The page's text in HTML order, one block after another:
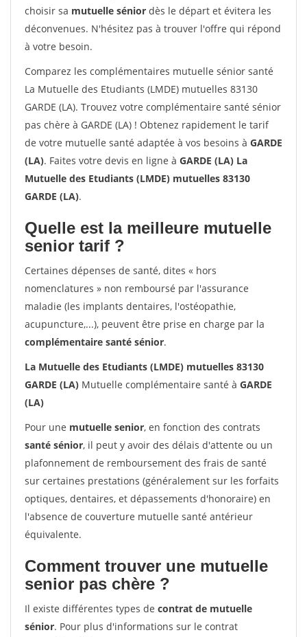
choisir sa mutuelle sénior dès le départ et évitera les
déconvenues. N'hésitez pas à trouver l'offre qui répond
à votre besoin.
Comparez les complémentaires mutuelle sénior santé
La Mutuelle des Etudiants (LMDE) mutuelles 83130
GARDE (LA). Trouvez votre complémentaire santé sénior
pas chère à GARDE (LA) ! Obtenez rapidement le tarif
de votre mutuelle santé adaptée à vos besoins à GARDE
(LA). Faites votre devis en ligne à GARDE (LA) La
Mutuelle des Etudiants (LMDE) mutuelles 83130
GARDE (LA).
Quelle est la meilleure mutuelle
senior tarif ?
Certaines dépenses de santé, dites « hors
nomenclatures » non remboursé par l'assurance
maladie (les implants dentaires, l'ostéopathie,
acupuncture,...), peuvent être prise en charge par la
complémentaire santé sénior.
La Mutuelle des Etudiants (LMDE) mutuelles 83130
GARDE (LA) Mutuelle complémentaire santé à GARDE
(LA)
Pour une mutuelle senior, en fonction des contrats
santé sénior, il peut y avoir des délais d'attente ou un
plafonnement de remboursement des frais de santé
sur certaines prestations (généralement sur les forfaits
optiques, dentaires, et dépassements d'honoraire) en
l'absence de couverture mutuelle santé antérieur
équivalente.
Comment trouver une mutuelle
senior pas chère ?
Il existe différentes types de contrat de mutuelle
sénior. Pour plus d'informations sur le contrat